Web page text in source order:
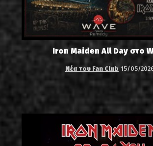
Iron Maiden All Day στο
Νέα του Fan Club 15/05/